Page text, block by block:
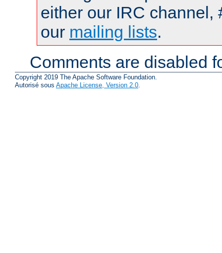
either our IRC channel,
our mailing lists.
Comments are disabled
Copyright 2019 The Apache Software Foundation.
Autorisé sous Apache License, Version 2.0.